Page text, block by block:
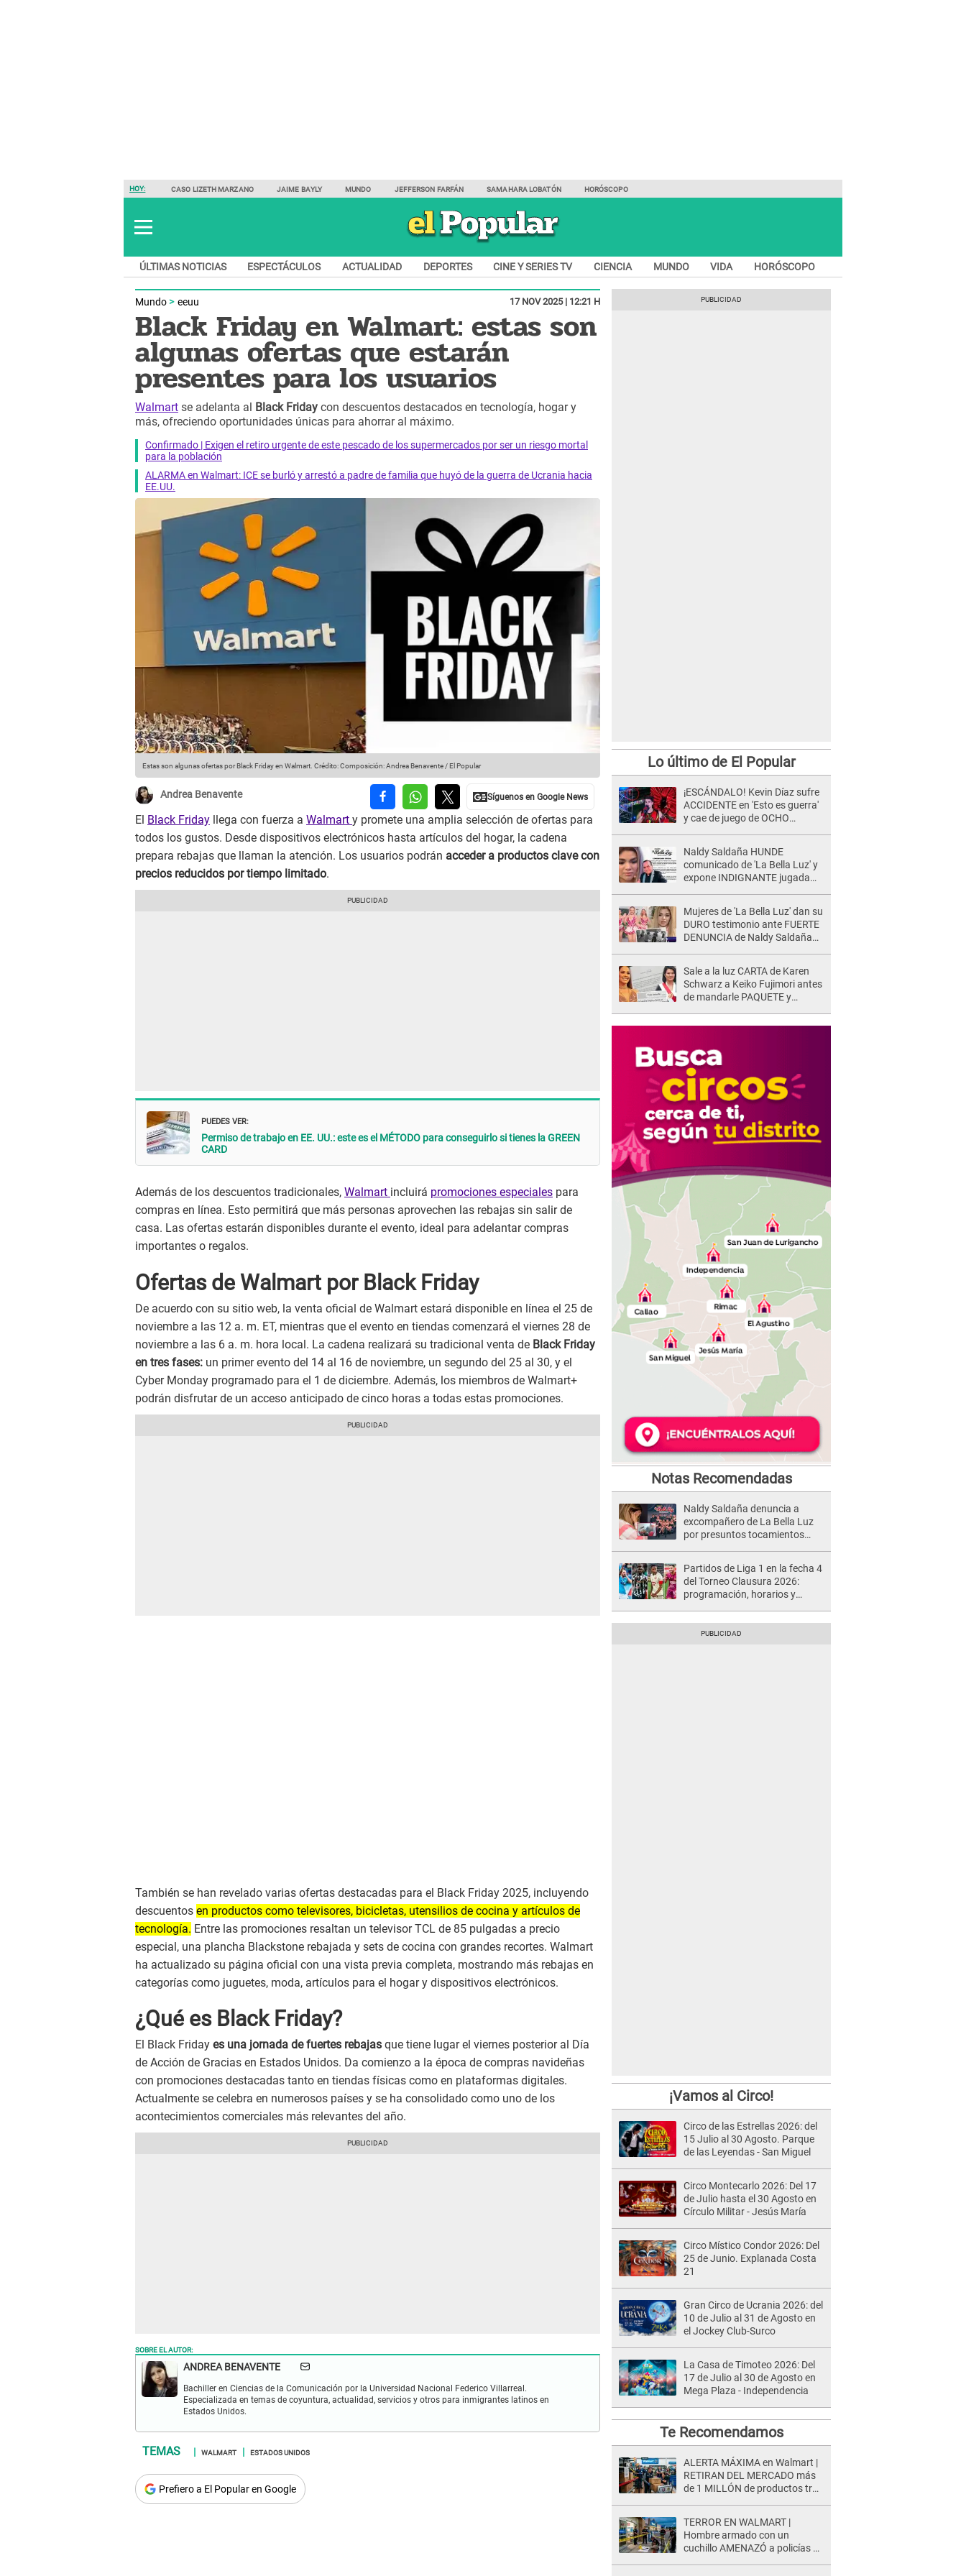
HOY: CASO LIZETH MARZANO JAIME BAYLY MUNDO JEFFERSON FARFÁN SAMAHARA LOBATÓN HORÓSCOPO
ÚLTIMAS NOTICIAS ESPECTÁCULOS ACTUALIDAD DEPORTES CINE Y SERIES TV CIENCIA MUNDO VIDA HORÓSCOPO
Mundo eeuu 17 NOV 2025 | 12:21 H
Black Friday en Walmart: estas son
algunas ofertas que estarán
presentes para los usuarios
Walmart se adelanta al Black Friday con descuentos destacados en tecnología, hogar y
más, ofreciendo oportunidades únicas para ahorrar al máximo.
Confirmado | Exigen el retiro urgente de este pescado de los supermercados por ser un riesgo mortal
para la población
ALARMA en Walmart: ICE se burló y arrestó a padre de familia que huyó de la guerra de Ucrania hacia
EE.UU.
Estas son algunas ofertas por Black Friday en Walmart. Crédito: Composición: Andrea Benavente / El Popular
Andrea Benavente
El Black Friday llega con fuerza a Walmart y promete una amplia selección de ofertas para
todos los gustos. Desde dispositivos electrónicos hasta artículos del hogar, la cadena
prepara rebajas que llaman la atención. Los usuarios podrán acceder a productos clave con
precios reducidos por tiempo limitado.
PUEDES VER:
Permiso de trabajo en EE. UU.: este es el MÉTODO para conseguirlo si tienes la GREEN
CARD
Además de los descuentos tradicionales, Walmart incluirá promociones especiales para
compras en línea. Esto permitirá que más personas aprovechen las rebajas sin salir de
casa. Las ofertas estarán disponibles durante el evento, ideal para adelantar compras
importantes o regalos.
Ofertas de Walmart por Black Friday
De acuerdo con su sitio web, la venta oficial de Walmart estará disponible en línea el 25 de
noviembre a las 12 a. m. ET, mientras que el evento en tiendas comenzará el viernes 28 de
noviembre a las 6 a. m. hora local. La cadena realizará su tradicional venta de Black Friday
en tres fases: un primer evento del 14 al 16 de noviembre, un segundo del 25 al 30, y el
Cyber Monday programado para el 1 de diciembre. Además, los miembros de Walmart+
podrán disfrutar de un acceso anticipado de cinco horas a todas estas promociones.
También se han revelado varias ofertas destacadas para el Black Friday 2025, incluyendo
descuentos en productos como televisores, bicicletas, utensilios de cocina y artículos de
tecnología. Entre las promociones resaltan un televisor TCL de 85 pulgadas a precio
especial, una plancha Blackstone rebajada y sets de cocina con grandes recortes. Walmart
ha actualizado su página oficial con una vista previa completa, mostrando más rebajas en
categorías como juguetes, moda, artículos para el hogar y dispositivos electrónicos.
¿Qué es Black Friday?
El Black Friday es una jornada de fuertes rebajas que tiene lugar el viernes posterior al Día
de Acción de Gracias en Estados Unidos. Da comienzo a la época de compras navideñas
con promociones destacadas tanto en tiendas físicas como en plataformas digitales.
Actualmente se celebra en numerosos países y se ha consolidado como uno de los
acontecimientos comerciales más relevantes del año.
SOBRE EL AUTOR:
ANDREA BENAVENTE
Bachiller en Ciencias de la Comunicación por la Universidad Nacional Federico Villarreal.
Especializada en temas de coyuntura, actualidad, servicios y otros para inmigrantes latinos en
Estados Unidos.
WALMART ESTADOS UNIDOS
Prefiero a El Popular en Google
Lo último de El Popular
¡ESCÁNDALO! Kevin Díaz sufre
ACCIDENTE en 'Esto es guerra'
y cae de juego de OCHO
Naldy Saldaña HUNDE
comunicado de 'La Bella Luz' y
expone INDIGNANTE jugada
Mujeres de 'La Bella Luz' dan su
DURO testimonio ante FUERTE
DENUNCIA de Naldy Saldaña
Sale a la luz CARTA de Karen
Schwarz a Keiko Fujimori antes
de mandarle PAQUETE y
Notas Recomendadas
Naldy Saldaña denuncia a
excompañero de La Bella Luz
por presuntos tocamientos
Partidos de Liga 1 en la fecha 4
del Torneo Clausura 2026:
programación, horarios y
¡Vamos al Circo!
Circo de las Estrellas 2026: del
15 Julio al 30 Agosto. Parque
de las Leyendas - San Miguel
Circo Montecarlo 2026: Del 17
de Julio hasta el 30 Agosto en
Círculo Militar - Jesús María
Circo Místico Condor 2026: Del
25 de Junio. Explanada Costa
21
Gran Circo de Ucrania 2026: del
10 de Julio al 31 de Agosto en
el Jockey Club-Surco
La Casa de Timoteo 2026: Del
17 de Julio al 30 de Agosto en
Mega Plaza - Independencia
Te Recomendamos
ALERTA MÁXIMA en Walmart |
RETIRAN DEL MERCADO más
de 1 MILLÓN de productos tras
TERROR EN WALMART |
Hombre armado con un
cuchillo AMENAZÓ a policías y